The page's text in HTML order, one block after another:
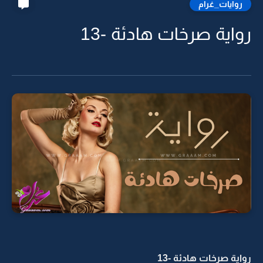
روايات_غرام
رواية صرخات هادئة -13
رواية صرخات هادئة -13